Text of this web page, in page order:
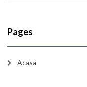
Pages
Acasa